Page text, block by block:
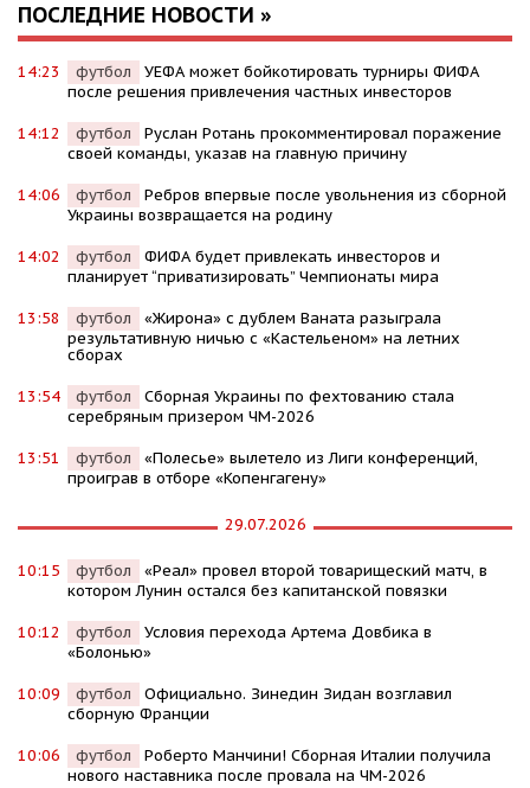
ПОСЛЕДНИЕ НОВОСТИ »
14:23 футбол
УЕФА может бойкотировать турниры ФИФА
после решения привлечения частных инвесторов
14:12 футбол
Руслан Ротань прокомментировал поражение
своей команды, указав на главную причину
14:06 футбол
Ребров впервые после увольнения из сборной
Украины возвращается на родину
14:02 футбол
ФИФА будет привлекать инвесторов и
планирует “приватизировать” Чемпионаты мира
13:58 футбол
«Жирона» с дублем Ваната разыграла
результативную ничью с «Кастельеном» на летних
сборах
13:54 футбол
Сборная Украины по фехтованию стала
серебряным призером ЧМ-2026
13:51 футбол
«Полесье» вылетело из Лиги конференций,
проиграв в отборе «Копенгагену»
29.07.2026
10:15 футбол
«Реал» провел второй товарищеский матч, в
котором Лунин остался без капитанской повязки
10:12 футбол
Условия перехода Артема Довбика в
«Болонью»
10:09 футбол
Официально. Зинедин Зидан возглавил
сборную Франции
10:06 футбол
Роберто Манчини! Сборная Италии получила
нового наставника после провала на ЧМ-2026